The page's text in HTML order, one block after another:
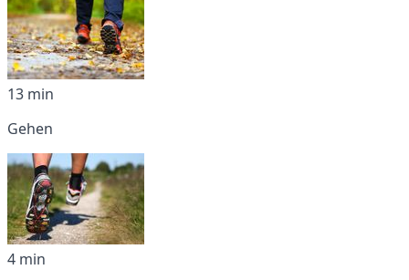
13 min
Gehen
4 min